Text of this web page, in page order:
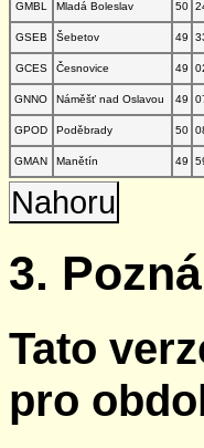
GMBL
Mladá Boleslav 50
GSEB
Šebetov 49
GCES
Česnovice 49
GNNO
Náměšť nad Oslavou 49
GPOD
Poděbrady 50
GMAN
Manětín 49
Nahoru
3.
Tato
pro